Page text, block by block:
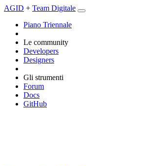
AGID + Team Digitale
Piano Triennale
Le community
Developers
Designers
Gli strumenti
Forum
Docs
GitHub